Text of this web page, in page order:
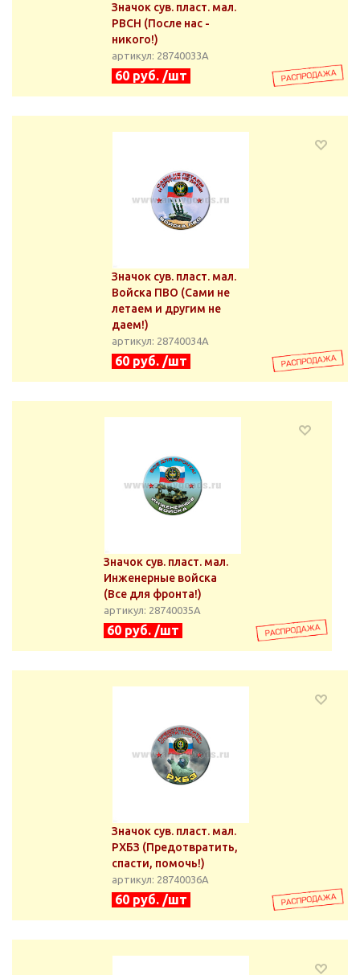
Значок сув. пласт. мал.
РВСН (После нас -
никого!)
артикул: 28740033А
60 руб. /шт
Значок сув. пласт. мал.
Войска ПВО (Сами не
летаем и другим не
даем!)
артикул: 28740034А
60 руб. /шт
Значок сув. пласт. мал.
Инженерные войска
(Все для фронта!)
артикул: 28740035А
60 руб. /шт
Значок сув. пласт. мал.
РХБЗ (Предотвратить,
спасти, помочь!)
артикул: 28740036А
60 руб. /шт